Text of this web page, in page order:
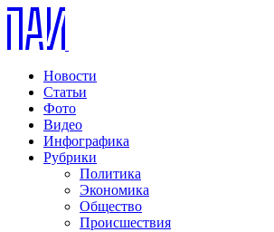
Новости
Статьи
Фото
Видео
Инфографика
Рубрики
Политика
Экономика
Общество
Происшествия